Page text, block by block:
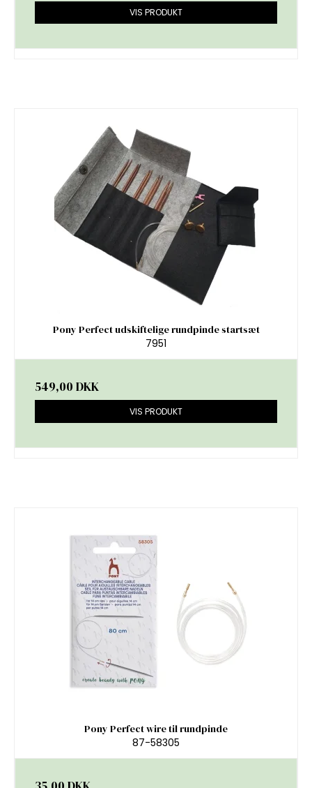
VIS PRODUKT
Pony Perfect udskiftelige rundpinde startsæt
7951
549,00 DKK
VIS PRODUKT
Pony Perfect wire til rundpinde
87-58305